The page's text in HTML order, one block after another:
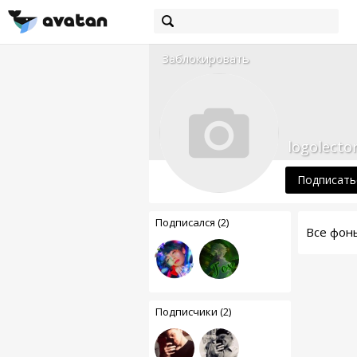
Заблокировать
Подписался (2)
Подписчики (2)
Все